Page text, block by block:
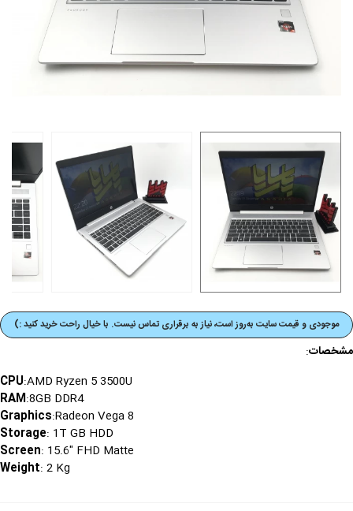
موجودی و قیمت‌ سایت به‌روز است، نیاز به برقراری تماس نیست. با خیال راحت خرید کنید :)
مشخصات:
CPU:AMD Ryzen 5 3500U
RAM:8GB DDR4
Graphics:Radeon Vega 8
Storage: 1T GB HDD
Screen: 15.6" FHD Matte
Weight: 2 Kg